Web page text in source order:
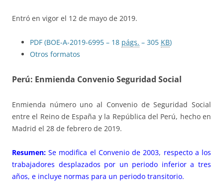
Entró en vigor el 12 de mayo de 2019.
PDF (BOE-A-2019-6995 – 18 págs. – 305 KB)
Otros formatos
Perú: Enmienda Convenio Seguridad Social
Enmienda número uno al Convenio de Seguridad Social
entre el Reino de España y la República del Perú, hecho en
Madrid el 28 de febrero de 2019.
Resumen: Se modifica el Convenio de 2003, respecto a los
trabajadores desplazados por un periodo inferior a tres
años, e incluye normas para un periodo transitorio.